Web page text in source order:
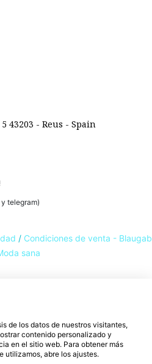
43203 - Reus - Spain
telegram)
/ Condiciones de venta - Blaugab
sana
cuidan de ti, de las personas y del planeta.
ropa para piel delicada y enfermedades
interior sostenible.
de los datos de nuestros visitantes,
contenido personalizado y
en el sitio web. Para obtener más
utilizamos, abre los ajustes.